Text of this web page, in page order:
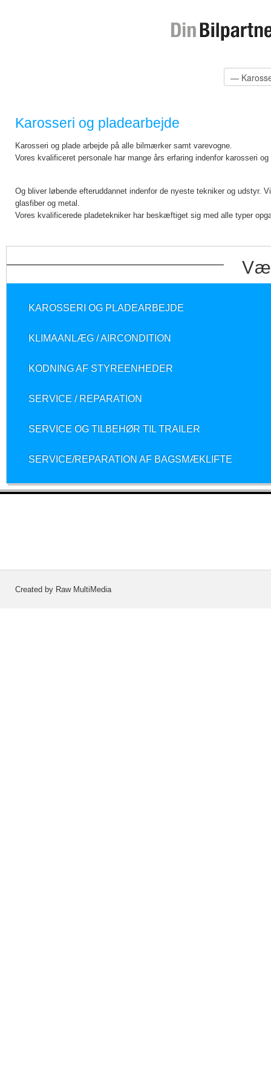
Karosseri og pladearbejde
Karosseri og plade arbejde på alle bilmærker samt varevogne.
Vores kvalificeret personale har mange års erfaring indenfor karosseri og
Og bliver løbende efteruddannet indenfor de nyeste tekniker og
glasfiber og metal.
Vores kvalificerede pladetekniker har beskæftiget sig med alle typer
KAROSSERI OG PLADEARBEJDE
KLIMAANLÆG / AIRCONDITION
KODNING AF STYREENHEDER
SERVICE / REPARATION
SERVICE OG TILBEHØR TIL TRAILER
SERVICE/REPARATION AF BAGSMÆKLIFTE
Created by Raw MultiMedia